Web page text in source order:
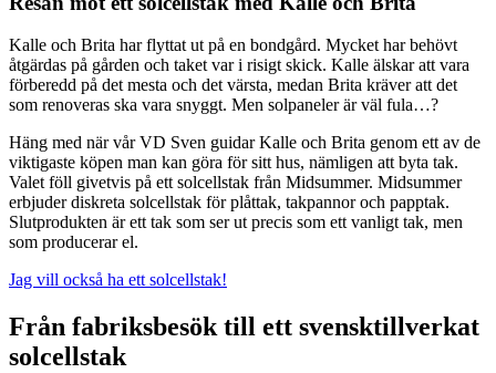
Kalle och Brita har flyttat ut på en bondgård. Mycket har behövt
åtgärdas på gården och taket var i risigt skick. Kalle älskar att vara
förberedd på det mesta och det värsta, medan Brita kräver att det
som renoveras ska vara snyggt. Men solpaneler är väl fula…?
Häng med när vår VD Sven guidar Kalle och Brita genom ett av de
viktigaste köpen man kan göra för sitt hus, nämligen att byta tak.
Valet föll givetvis på ett solcellstak från Midsummer. Midsummer
erbjuder diskreta solcellstak för plåttak, takpannor och papptak.
Slutprodukten är ett tak som ser ut precis som ett vanligt tak, men
som producerar el.
Jag vill också ha ett solcellstak!
Från fabriksbesök till ett svensktillverkat
solcellstak